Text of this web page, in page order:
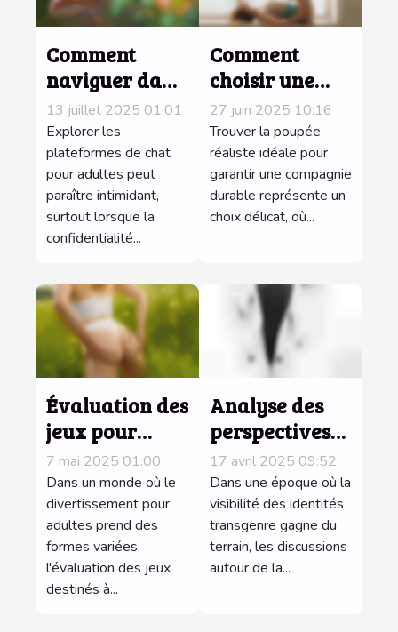
Comment
naviguer dans
l'anonymat
sur les
plateformes
de chat pour
adultes ?
13 juillet 2025 01:01
Explorer les
plateformes de chat
pour adultes peut
paraître intimidant,
surtout lorsque la
confidentialité...
Comment
choisir une
poupée
réaliste pour
une
compagnie
durable ?
27 juin 2025 10:16
Trouver la poupée
réaliste idéale pour
garantir une compagnie
durable représente un
choix délicat, où...
Évaluation des
jeux pour
adultes :
critères et
avantages
7 mai 2025 01:00
Dans un monde où le
divertissement pour
adultes prend des
formes variées,
l'évaluation des jeux
destinés à...
Analyse des
perspectives
trans dans le
dialogue sur la
fétichisation à
travers le
monde
17 avril 2025 09:52
Dans une époque où la
visibilité des identités
transgenre gagne du
terrain, les discussions
autour de la...